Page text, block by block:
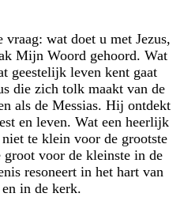
wat doet u met Jezus,
Mijn Woord gehoord. Wat
geestelijk leven kent gaat
die zich tolk maakt van de
als de Messias. Hij ontdekt
en leven. Wat een heerlijk
te klein voor de grootste
groot voor de kleinste in de
resoneert in het hart van
in de kerk.